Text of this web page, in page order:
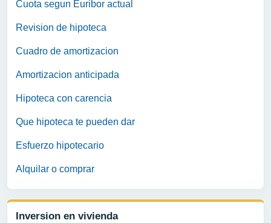
Cuota segun Euribor actual
Revision de hipoteca
Cuadro de amortizacion
Amortizacion anticipada
Hipoteca con carencia
Que hipoteca te pueden dar
Esfuerzo hipotecario
Alquilar o comprar
Inversion en vivienda